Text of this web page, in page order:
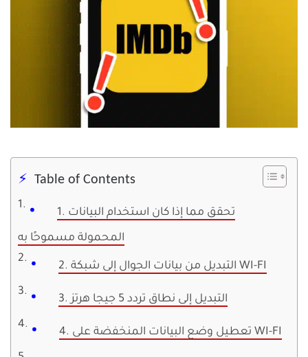
Table of Contents
1. تحقق مما إذا كان استخدام البيانات
المحمولة مسموحًا به
2. التبديل من بيانات الجوال إلى شبكة WI-FI
3. التبديل إلى نطاق تردد 5 جيجا هرتز
4. تعطيل وضع البيانات المنخفضة على WI-FI